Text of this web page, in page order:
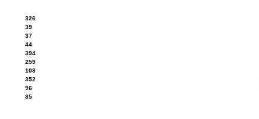
326
39
37
44
394
259
108
352
96
85